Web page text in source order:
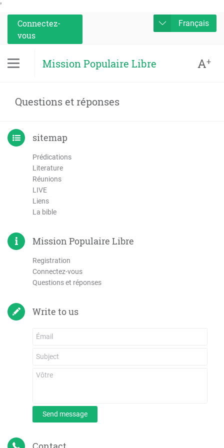
'
Connectez-
vous
Français
Mission Populaire Libre A+
Questions et réponses
sitemap
Prédications
Literature
Réunions
LIVE
Liens
La bible
Mission Populaire Libre
Registration
Connectez-vous
Questions et réponses
Write to us
Send message